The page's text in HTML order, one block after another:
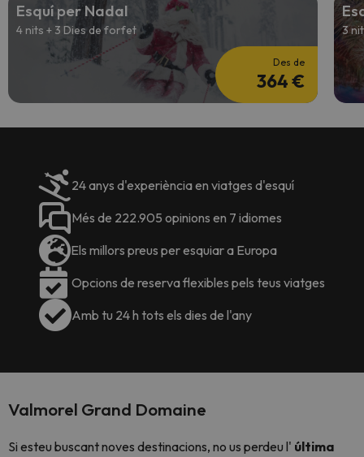
Esquí per Nadal
4 nits + 3 Dies de forfet
Des de
364 €
3
24 anys d'experiència en viatges d'esquí
Més de 222.905 opinions en 7 idiomes
Els millors preus per esquiar a Europa
Opcions de reserva flexibles pels teus viatges
Amb tu 24 h tots els dies de l'any
Valmorel Grand Domaine
Si esteu buscant noves destinacions, no us perdeu l' última